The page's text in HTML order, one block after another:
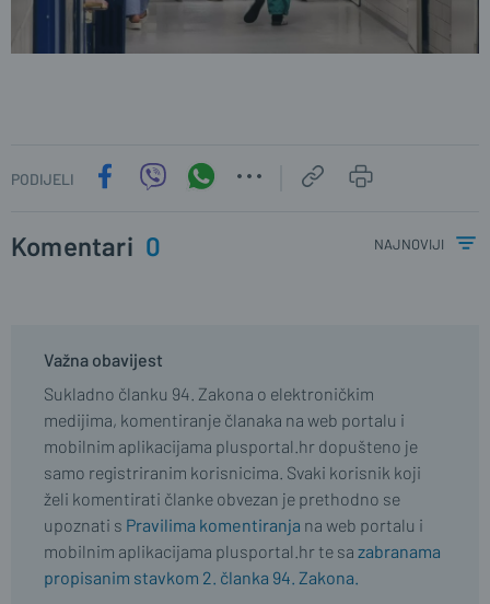
PODIJELI
Komentari 0 najnoviji
Važna obavijest
Sukladno članku 94. Zakona o elektroničkim
medijima, komentiranje članaka na web portalu i
mobilnim aplikacijama plusportal.hr dopušteno je
samo registriranim korisnicima. Svaki korisnik koji
želi komentirati članke obvezan je prethodno se
upoznati s Pravilima komentiranja na web portalu i
mobilnim aplikacijama plusportal.hr te sa zabranama
propisanim stavkom 2. članka 94. Zakona.